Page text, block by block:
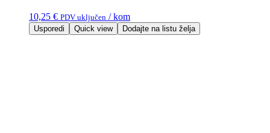
10,25 € PDV uključen / kom
Usporedi Quick view Dodajte na listu želja